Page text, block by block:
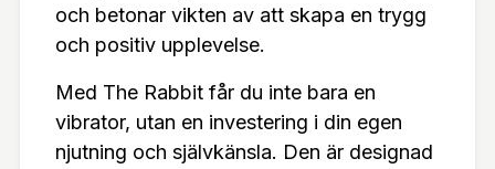
och betonar vikten av att skapa en trygg
och positiv upplevelse.
Med The Rabbit får du inte bara en
vibrator, utan en investering i din egen
njutning och självkänsla. Den är designad